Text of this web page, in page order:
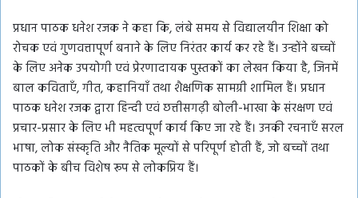
प्रधान पाठक धनेश रजक ने कहा कि, लंबे समय से विद्यालयीन शिक्षा को
रोचक एवं गुणवत्तापूर्ण बनाने के लिए निरंतर कार्य कर रहे हैं। उन्होंने बच्चों
के लिए अनेक उपयोगी एवं प्रेरणादायक पुस्तकों का लेखन किया है, जिनमें
बाल कविताएँ, गीत, कहानियाँ तथा शैक्षणिक सामग्री शामिल हैं। प्रधान
पाठक धनेश रजक द्वारा हिन्दी एवं छत्तीसगढ़ी बोली-भाखा के संरक्षण एवं
प्रचार-प्रसार के लिए भी महत्वपूर्ण कार्य किए जा रहे हैं। उनकी रचनाएँ सरल
भाषा, लोक संस्कृति और नैतिक मूल्यों से परिपूर्ण होती हैं, जो बच्चों तथा
पाठकों के बीच विशेष रूप से लोकप्रिय हैं।